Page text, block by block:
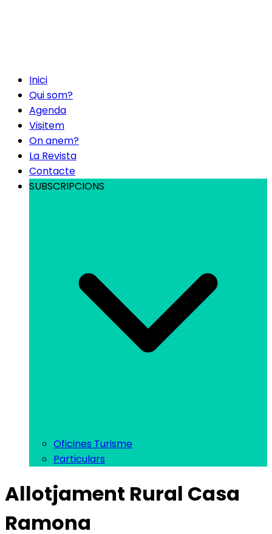
Inici
Qui som?
Agenda
Visitem
On anem?
La Revista
Contacte
SUBSCRIPCIONS
Oficines Turisme
Particulars
Allotjament Rural Casa
Ramona